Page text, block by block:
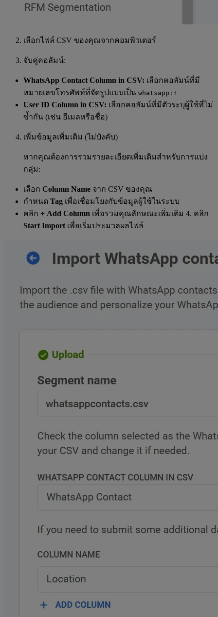
เลือกไฟล์ CSV ของคุณจากคอมพิวเตอร์
จับคู่คอลัมน์:
WhatsApp Contact Column in CSV: เลือกคอลัมน์ที่มี
หมายเลขโทรศัพท์ที่จัดรูปแบบเป็น whatsapp:+
User ID Column in CSV: เลือกคอลัมน์ที่มีตัวระบุผู้ใช้ที่ไม่
ซ้ำกัน (เช่น อีเมลหรือชื่อ)
เพิ่มข้อมูลเพิ่มเติม (ไม่บังคับ)
หากคุณต้องการรวมรายละเอียดเพิ่มเติมสำหรับการแบ่ง
กลุ่ม:
เลือก Column Name จาก CSV ของคุณ
กำหนด Tag เพื่อเชื่อมโยงกับข้อมูลผู้ใช้ในระบบ
คลิก + Add Column เพื่อรวมคุณลักษณะเพิ่มเติม 4. คลิก
Start Import เพื่อเริ่มประมวลผลไฟล์